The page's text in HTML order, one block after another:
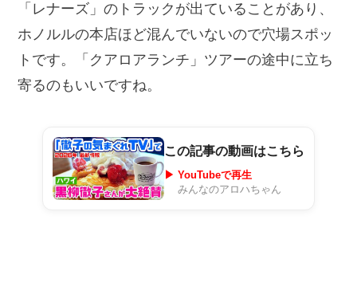
「レナーズ」のトラックが出ていることがあり、
ホノルルの本店ほど混んでいないので穴場スポッ
トです。「クアロアランチ」ツアーの途中に立ち
寄るのもいいですね。
この記事の動画はこちら
▶ YouTubeで再生
みんなのアロハちゃん